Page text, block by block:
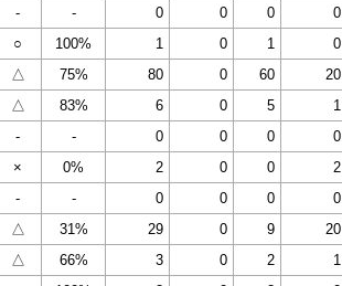
- - 0 0 0
0
○ 100% 1 0 1
0
△ 75% 80 0 60
20
△ 83% 6 0 5
1
- - 0 0 0
0
× 0% 2 0 0
2
- - 0 0 0
0
△ 31% 29 0 9
20
△ 66% 3 0 2
1